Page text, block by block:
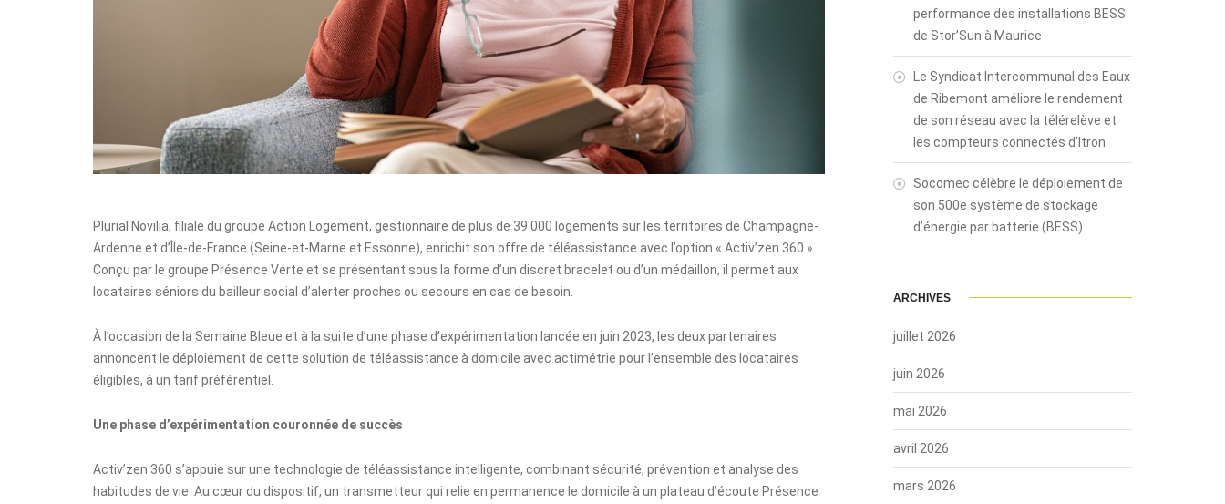
Plurial Novilia, filiale du groupe Action Logement, gestionnaire de plus de 39 000 logements sur les territoires de Champagne-
Ardenne et d’Île-de-France (Seine-et-Marne et Essonne), enrichit son offre de téléassistance avec l’option « Activ’zen 360 ».
Conçu par le groupe Présence Verte et se présentant sous la forme d’un discret bracelet ou d’un médaillon, il permet aux
locataires séniors du bailleur social d’alerter proches ou secours en cas de besoin.
À l’occasion de la Semaine Bleue et à la suite d’une phase d’expérimentation lancée en juin 2023, les deux partenaires
annoncent le déploiement de cette solution de téléassistance à domicile avec actimétrie pour l’ensemble des locataires
éligibles, à un tarif préférentiel.
Une phase d’expérimentation couronnée de succès
Activ’zen 360 s’appuie sur une technologie de téléassistance intelligente, combinant sécurité, prévention et analyse des
habitudes de vie. Au cœur du dispositif, un transmetteur qui relie en permanence le domicile à un plateau d’écoute Présence
performance des installations BESS
de Stor’Sun à Maurice
Le Syndicat Intercommunal des Eaux
de Ribemont améliore le rendement
de son réseau avec la télérelève et
les compteurs connectés d’Itron
Socomec célèbre le déploiement de
son 500e système de stockage
d’énergie par batterie (BESS)
ARCHIVES
juillet 2026
juin 2026
mai 2026
avril 2026
mars 2026